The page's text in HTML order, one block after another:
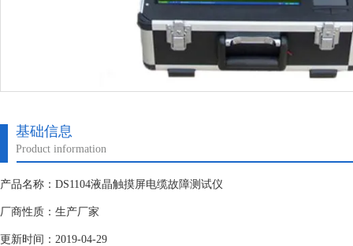
基础信息
Product information
产品名称：DS1104液晶触摸屏电缆故障测试仪
厂商性质：生产厂家
更新时间：2019-04-29